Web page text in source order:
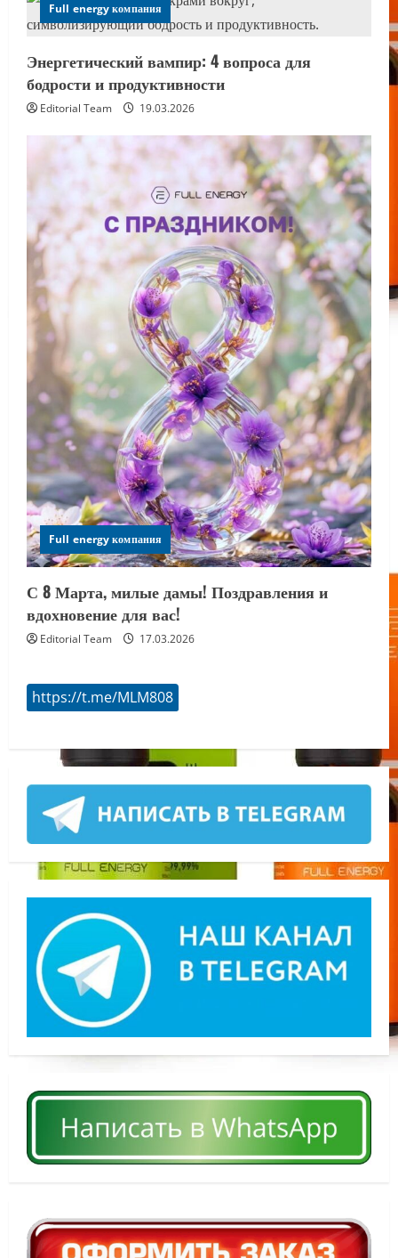
Full energy компания
Энергетический вампир: 4 вопроса для
бодрости и продуктивности
Editorial Team 19.03.2026
Full energy компания
С 8 Марта, милые дамы! Поздравления и
вдохновение для вас!
Editorial Team 17.03.2026
https://t.me/MLM808